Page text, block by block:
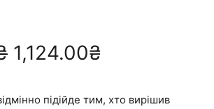
О
1,124.00₴
підійде тим, хто вирішив